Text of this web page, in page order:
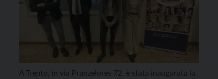
A Trento, in via Pranzelores 72, è stata inaugurata la